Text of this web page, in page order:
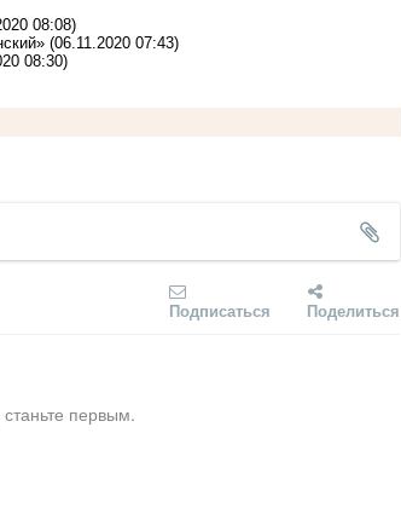
08:08)
(06.11.2020 07:43)
08:30)
Подписаться Поделиться
первым.